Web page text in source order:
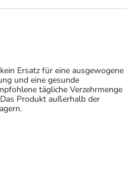
Ersatz für eine ausgewogene
und eine gesunde
tägliche Verzehrmenge
Produkt außerhalb der